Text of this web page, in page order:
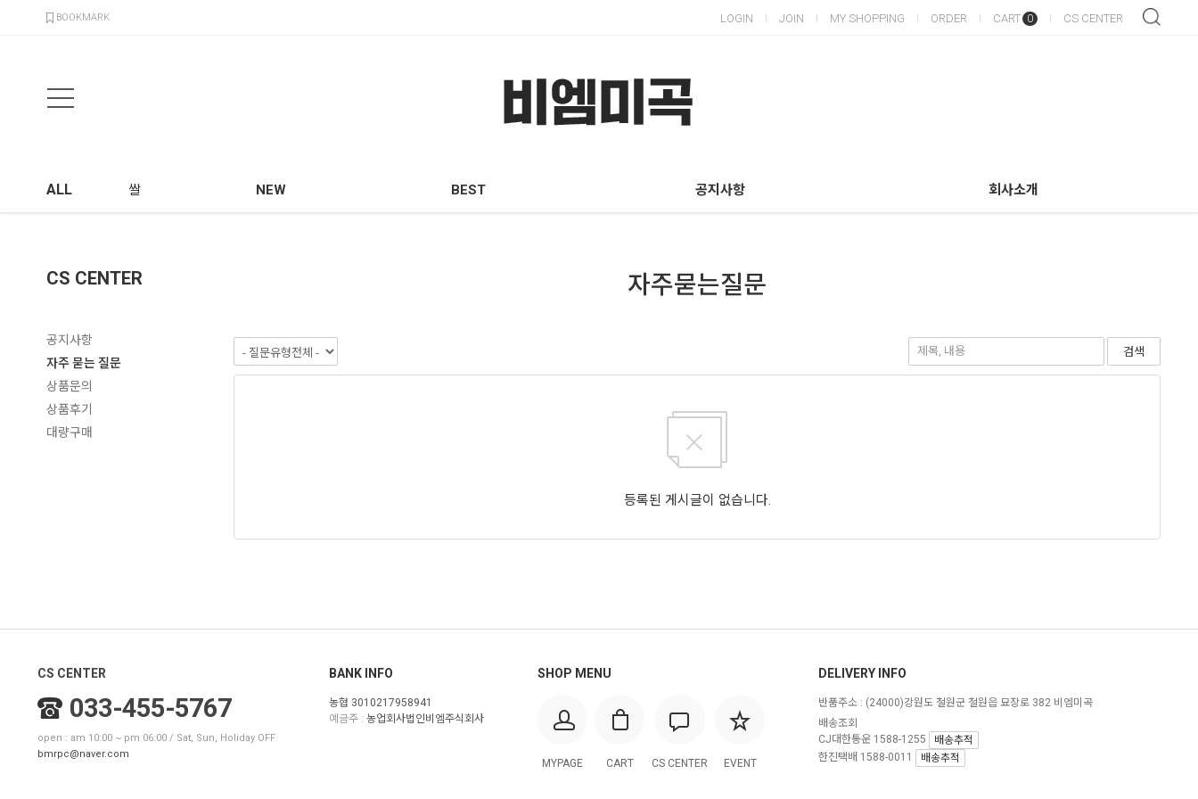
BOOKMARK LOGIN JOIN MY SHOPPING ORDER CART 0 CS CENTER
ALL 쌀 NEW BEST 공지사항 회사소개
CS CENTER
공지사항
자주 묻는 질문
상품문의
상품후기
대량구매
자주묻는질문
검색
등록된 게시글이 없습니다.
CS CENTER
033-455-5767
open : am 10:00 ~ pm 06:00 / Sat, Sun, Holiday OFF
bmrpc@naver.com
BANK INFO
농협 3010217958941
예금주 : 농업회사법인비엠주식회사
SHOP MENU
MYPAGE CART CS CENTER EVENT
DELIVERY INFO
반품주소 : (24000)강원도 철원군 철원읍 묘장로 382 비엠미곡
배송조회
CJ대한통운 1588-1255
배송추적
한진택배 1588-0011
배송추적